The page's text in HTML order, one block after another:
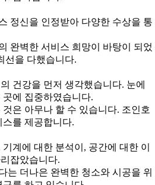
정신을 인정받아 다양한 수상을 통
완벽한 서비스 희망이 바탕이 되었
선을 다했습니다.
건강을 먼저 생각했습니다. 눈에
에 집중하였습니다.
은 아무나 할 수 있습니다. 조인호
를 제공합니다.
계에 대한 분석이, 공간에 대한 이
잡았습니다.
는 더나은 완벽한 청소와 시공을 위